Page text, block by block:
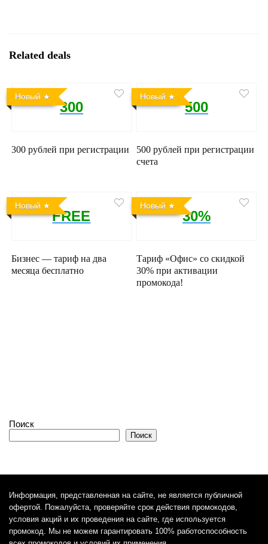
Related deals
Новый
300
300 рублей при регистрации
Новый
500
500 рублей при регистрации
счета
Новый
FREE
Бизнес — тариф на два
месяца бесплатно
Новый
30%
Тариф «Офис» со скидкой
30% при активации
промокода!
Поиск
Поиск
Информация, представленная на сайте, не является публичной
офертой. Пожалуйста, проверяйте срок действия промокодов,
условия акций и их проведения на сайте, где используется
промокод. Мы не можем гарантировать 100% работоспособность